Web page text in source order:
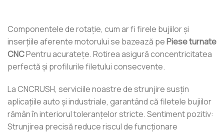
Componentele de rotație, cum ar fi firele bujiilor și
inserțiile aferente motorului se bazează pePiese turnate
CNCPentru acuratețe. Rotirea asigură concentricitatea
perfectă și profilurile filetului consecvente.
La CNCRUSH, serviciile noastre de strunjire susțin
aplicațiile auto și industriale, garantând că filetele bujiilor
rămân în interiorul toleranțelor stricte. Sentiment pozitiv:
Strunjirea precisă reduce riscul de funcționare